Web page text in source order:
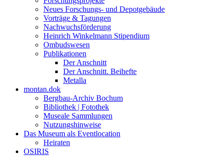
Neues Forschungs- und Depotgebäude
Vorträge & Tagungen
Nachwuchsförderung
Heinrich Winkelmann Stipendium
Ombudswesen
Publikationen
Der Anschnitt
Der Anschnitt. Beihefte
Metalla
montan.dok
Bergbau-Archiv Bochum
Bibliothek | Fotothek
Museale Sammlungen
Nutzungshinweise
Das Museum als Eventlocation
Heiraten
OSIRIS